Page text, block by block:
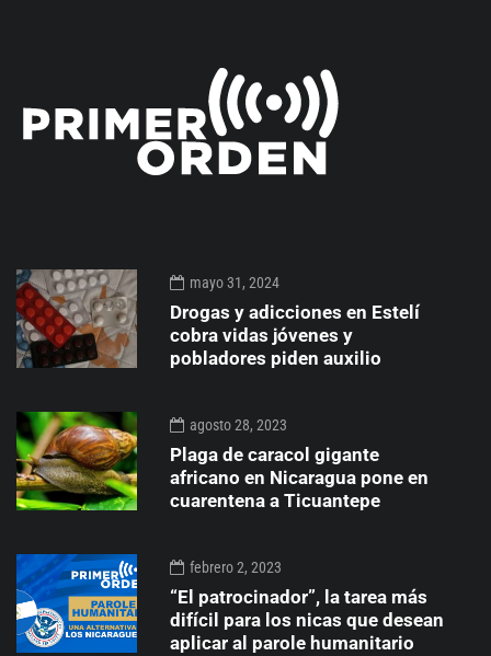
mayo 31, 2024
Drogas y adicciones en Estelí
cobra vidas jóvenes y
pobladores piden auxilio
agosto 28, 2023
Plaga de caracol gigante
africano en Nicaragua pone en
cuarentena a Ticuantepe
febrero 2, 2023
“El patrocinador”, la tarea más
difícil para los nicas que desean
aplicar al parole humanitario